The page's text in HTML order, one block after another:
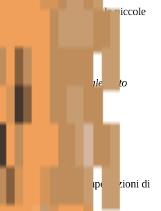
CE (EN 71-1) per le piccole
by the iconic
Google Noto
quality pixel art.
e accedere alle impostazioni di